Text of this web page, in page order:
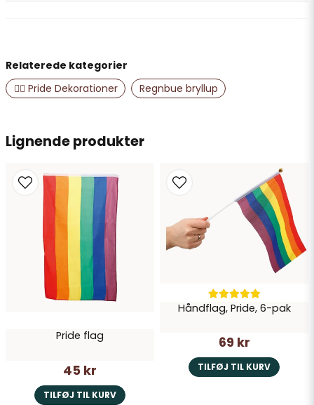
name
Navn
email
E-mailadresse
Ja, du kan offentliggøre mit spørgsmål
Lignende produkter
Pride flag
45 kr
TILFØJ TIL KURV
Håndflag, Pride, 6-pak
69 kr
TILFØJ TIL KURV
Relaterede kategorier
🏳️‍🌈 Pride Dekorationer
Regnbue bryllup